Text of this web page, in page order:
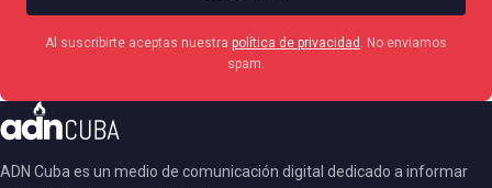
Al suscribirte aceptas nuestra política de privacidad
. No enviamos
spam.
ADN Cuba es un medio de comunicación digital dedicado a informar